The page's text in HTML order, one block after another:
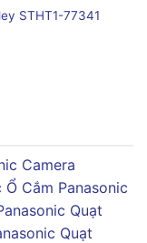
STHT1-77341
Camera
Ổ Cắm Panasonic
Quạt
Quạt